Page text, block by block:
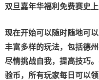
双旦嘉年华福利 免费赛史
现在开始可以随时随地可
丰富多样的玩法，包括德
尽情挑战自我，提高技巧。
验币，所有玩家每日可以